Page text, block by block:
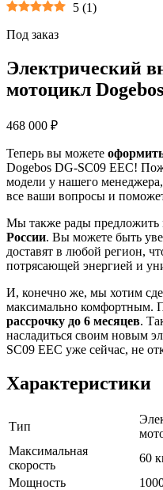
5 (1)
Под заказ
Электрический
мотоцикл
468 000 ₽
Теперь вы можете
Dogebos DG-SC09 EEC!
модели у нашего
все ваши вопросы и
Мы также рады предложить
России. Вы можете быть
доставят в любой регион,
потрясающей энергией и
И, конечно же, мы хотим
максимально комфортным.
рассрочку до 6 месяцев.
насладиться своим новым
SC09 EEC уже сейчас, не
Характеристики
Тип
Максимальная
скорость
60
Мощность